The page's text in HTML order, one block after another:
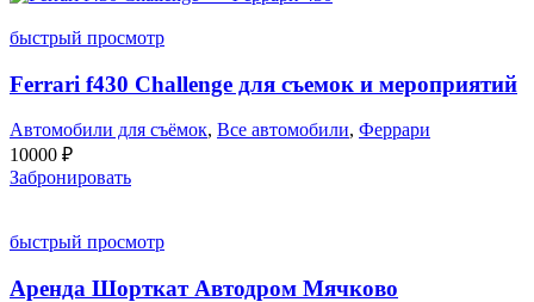
быстрый просмотр
Ferrari f430 Challenge для съемок и мероприятий
Автомобили для съёмок, Все автомобили, Феррари
10000 ₽
Забронировать
быстрый просмотр
Аренда Шорткат Автодром Мячково